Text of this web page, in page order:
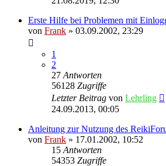
Erste Hilfe bei Problemen mit
von Frank » 03.09.2002, 23:29
1
2
27 Antworten
56128 Zugriffe
Letzter Beitrag von Lehrling
24.09.2013, 00:05
Anleitung zur Nutzung des
von Frank » 17.01.2002, 10:52
15 Antworten
54353 Zugriffe